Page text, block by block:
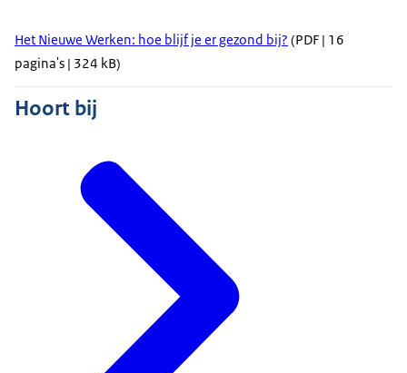
Het Nieuwe Werken: hoe blijf je er gezond bij? (PDF | 16
pagina's | 324 kB)
Hoort bij